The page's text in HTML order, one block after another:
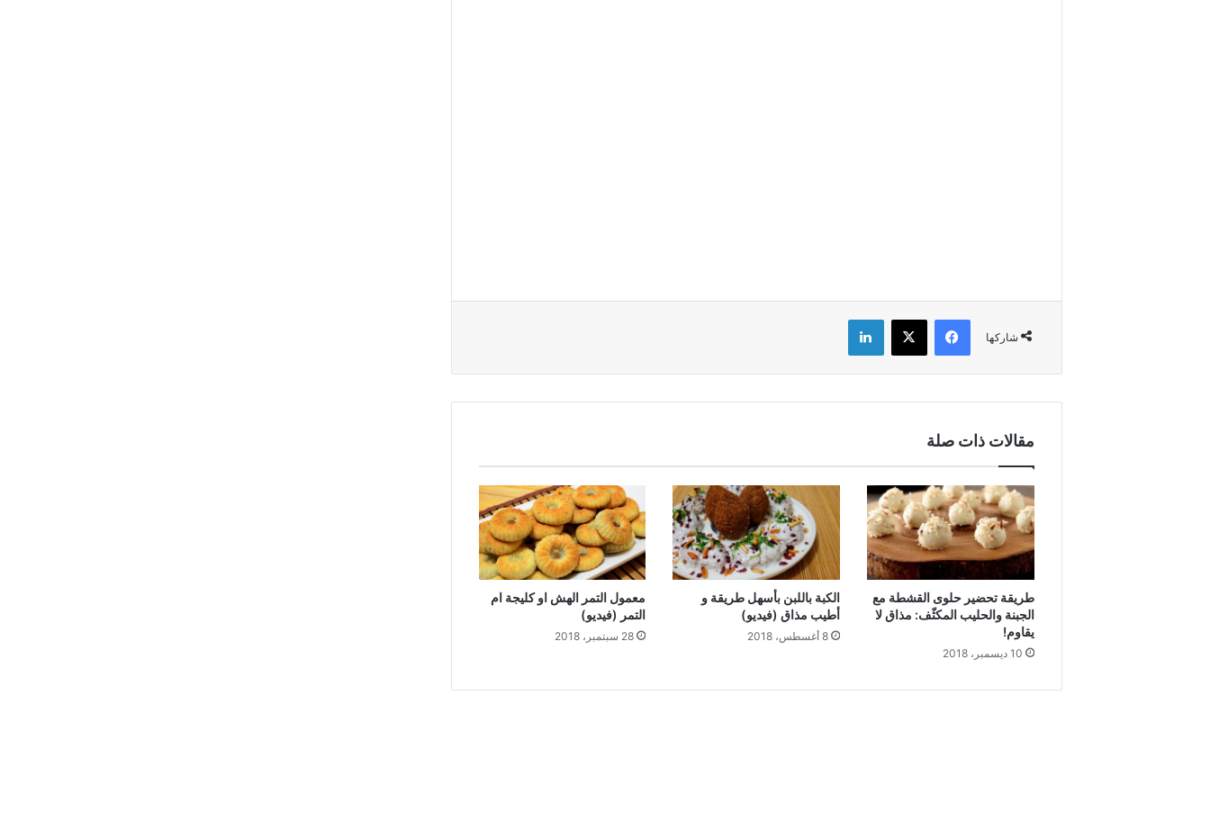
شاركها
فيسبوك X لينكدإن
مقالات ذات صلة
طريقة تحضير حلوى القشطة مع
الجبنة والحليب المكثّف: مذاق لا
يقاوم!
10 ديسمبر، 2018
الكبة باللبن بأسهل طريقة و
أطيب مذاق (فيديو)
8 أغسطس، 2018
معمول التمر الهش او كليجة ام
التمر (فيديو)
28 سبتمبر، 2018